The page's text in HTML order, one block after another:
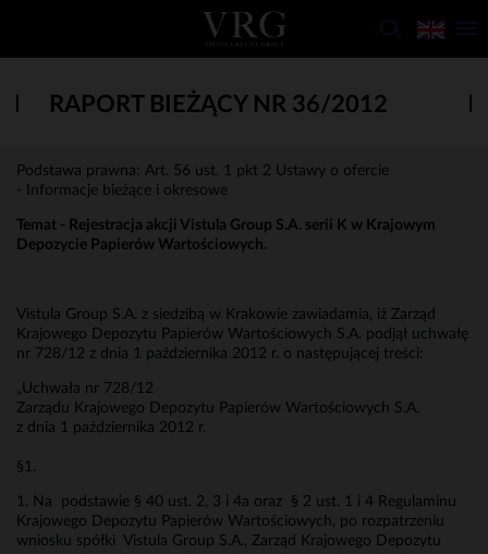
RAPORT BIEŻĄCY NR 36/2012
Podstawa prawna: Art. 56 ust. 1 pkt 2 Ustawy o ofercie
- Informacje bieżące i okresowe
Temat - Rejestracja akcji Vistula Group S.A. serii K w Krajowym
Depozycie Papierów Wartościowych.
Vistula Group S.A. z siedzibą w Krakowie zawiadamia, iż Zarząd
Krajowego Depozytu Papierów Wartościowych S.A. podjął uchwałę
nr 728/12 z dnia 1 października 2012 r. o następującej treści:
„Uchwała nr 728/12
Zarządu Krajowego Depozytu Papierów Wartościowych S.A.
z dnia 1 października 2012 r.
§1.
1. Na podstawie § 40 ust. 2, 3 i 4a oraz § 2 ust. 1 i 4 Regulaminu
Krajowego Depozytu Papierów Wartościowych, po rozpatrzeniu
wniosku spółki Vistula Group S.A., Zarząd Krajowego Depozytu